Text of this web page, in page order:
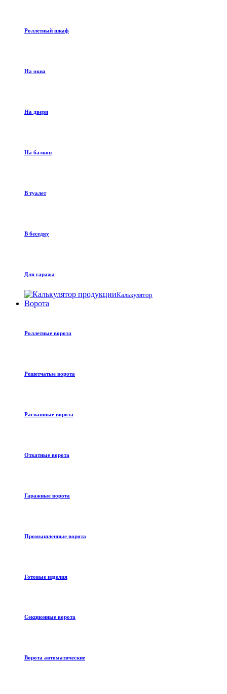
Роллетный шкаф
На окна
На двери
На балкон
В туалет
В беседку
Для гаража
Калькулятор
Ворота
Роллетные ворота
Решетчатые ворота
Распашные ворота
Откатные ворота
Гаражные ворота
Промышленные ворота
Готовые изделия
Секционные ворота
Ворота автоматические